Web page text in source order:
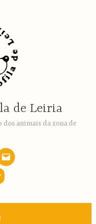
de Leiria
dos animais da zona de
email